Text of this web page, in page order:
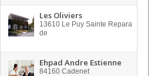
Les Oliviers
13610 Le Puy Sainte Repara
de
Ehpad Andre Estienne
84160 Cadenet